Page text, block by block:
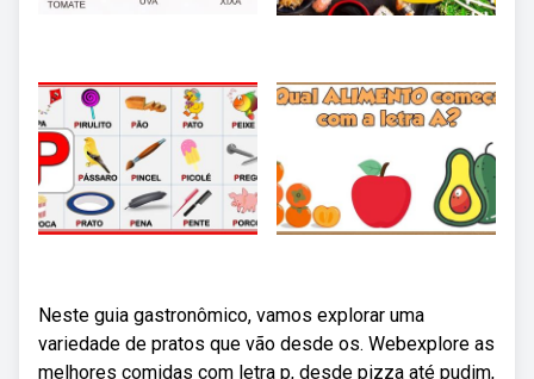
Neste guia gastronômico, vamos explorar uma
variedade de pratos que vão desde os. Webexplore as
melhores comidas com letra p, desde pizza até pudim,